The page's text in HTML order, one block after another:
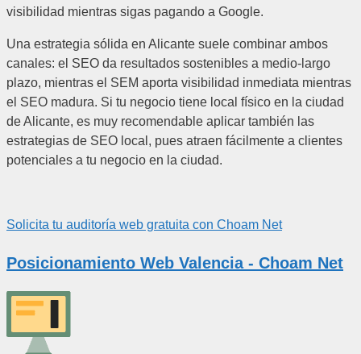
visibilidad mientras sigas pagando a Google.
Una estrategia sólida en Alicante suele combinar ambos
canales: el SEO da resultados sostenibles a medio-largo
plazo, mientras el SEM aporta visibilidad inmediata mientras
el SEO madura. Si tu negocio tiene local físico en la ciudad
de Alicante, es muy recomendable aplicar también las
estrategias de SEO local, pues atraen fácilmente a clientes
potenciales a tu negocio en la ciudad.
Solicita tu auditoría web gratuita con Choam Net
Posicionamiento Web Valencia - Choam Net